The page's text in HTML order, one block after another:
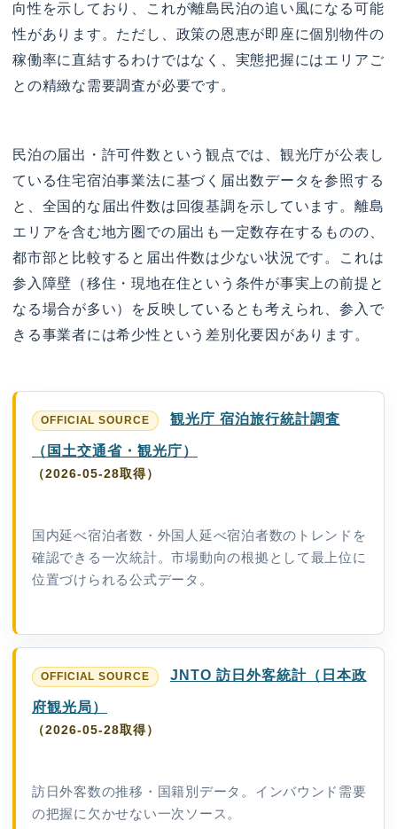
向性を示しており、これが離島民泊の追い風になる可能
性があります。ただし、政策の恩恵が即座に個別物件の
稼働率に直結するわけではなく、実態把握にはエリアご
との精緻な需要調査が必要です。
民泊の届出・許可件数という観点では、観光庁が公表し
ている住宅宿泊事業法に基づく届出数データを参照する
と、全国的な届出件数は回復基調を示しています。離島
エリアを含む地方圏での届出も一定数存在するものの、
都市部と比較すると届出件数は少ない状況です。これは
参入障壁（移住・現地在住という条件が事実上の前提と
なる場合が多い）を反映しているとも考えられ、参入で
きる事業者には希少性という差別化要因があります。
観光庁 宿泊旅行統計調査
（国土交通省・観光庁）
（2026-05-28取得）
国内延べ宿泊者数・外国人延べ宿泊者数のトレンドを
確認できる一次統計。市場動向の根拠として最上位に
位置づけられる公式データ。
JNTO 訪日外客統計（日本政
府観光局）
（2026-05-28取得）
訪日外客数の推移・国籍別データ。インバウンド需要
の把握に欠かせない一次ソース。